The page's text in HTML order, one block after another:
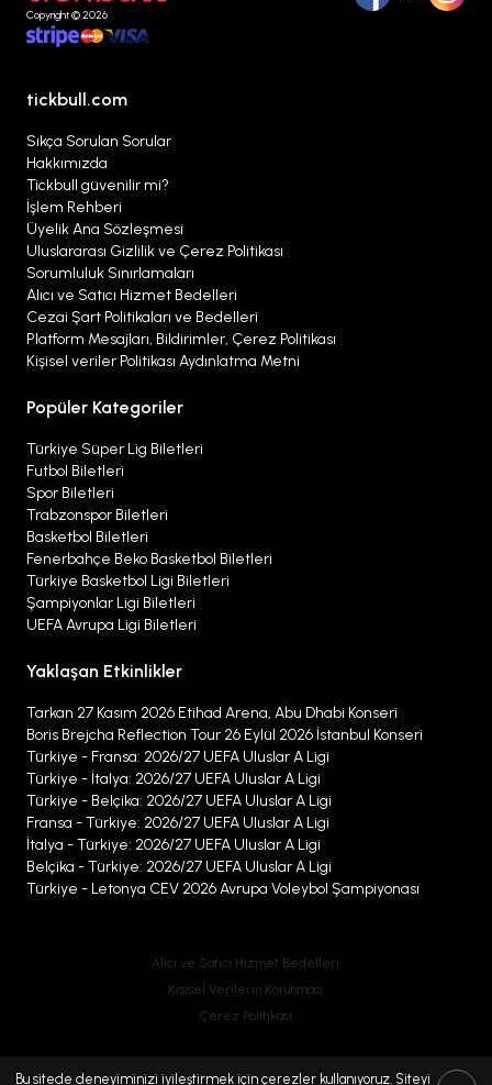
Copyright © 2026
tickbull.com
Sıkça Sorulan Sorular
Hakkımızda
Tickbull güvenilir mi?
İşlem Rehberi
Üyelik Ana Sözleşmesi
Uluslararası Gizlilik ve Çerez Politikası
Sorumluluk Sınırlamaları
Alıcı ve Satıcı Hizmet Bedelleri
Cezai Şart Politikaları ve Bedelleri
Platform Mesajları, Bildirimler, Çerez Politikası
Kişisel veriler Politikası Aydınlatma Metni
Popüler Kategoriler
Türkiye Süper Lig Biletleri
Futbol Biletleri
Spor Biletleri
Trabzonspor Biletleri
Basketbol Biletleri
Fenerbahçe Beko Basketbol Biletleri
Türkiye Basketbol Ligi Biletleri
Şampiyonlar Ligi Biletleri
UEFA Avrupa Ligi Biletleri
Yaklaşan Etkinlikler
Tarkan 27 Kasım 2026 Etihad Arena, Abu Dhabi Konseri
Boris Brejcha Reflection Tour 26 Eylül 2026 İstanbul Konseri
Türkiye - Fransa: 2026/27 UEFA Uluslar A Ligi
Türkiye - İtalya: 2026/27 UEFA Uluslar A Ligi
Türkiye - Belçika: 2026/27 UEFA Uluslar A Ligi
Fransa - Türkiye: 2026/27 UEFA Uluslar A Ligi
İtalya - Türkiye: 2026/27 UEFA Uluslar A Ligi
Belçika - Türkiye: 2026/27 UEFA Uluslar A Ligi
Türkiye - Letonya CEV 2026 Avrupa Voleybol Şampiyonası
Alıcı ve Satıcı Hizmet Bedelleri
Kişisel Verilerin Korunması
Çerez Politikası
Bu sitede deneyiminizi iyileştirmek için çerezler kullanıyoruz. Siteyi